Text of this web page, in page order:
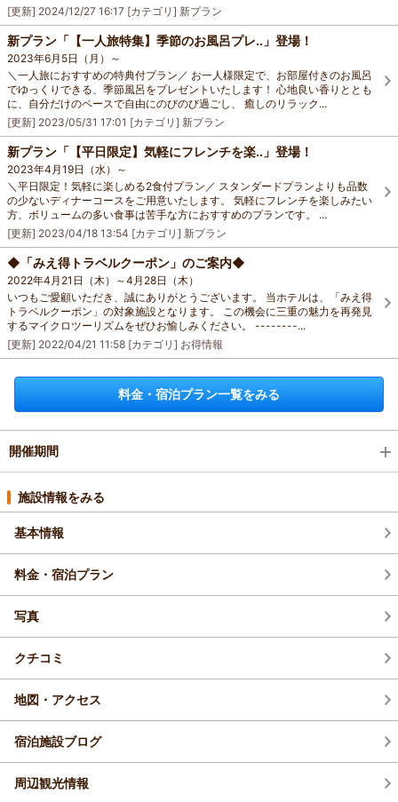
[更新] 2024/12/27 16:17 [カテゴリ] 新プラン
新プラン「【一人旅特集】季節のお風呂プレ..」登場！
2023年6月5日（月）～
＼一人旅におすすめの特典付プラン／ お一人様限定で、お部屋付きのお風呂
でゆっくりできる、季節風呂をプレゼントいたします！ 心地良い香りととも
に、自分だけのペースで自由にのびのび過ごし、 癒しのリラック...
[更新] 2023/05/31 17:01 [カテゴリ] 新プラン
新プラン「【平日限定】気軽にフレンチを楽..」登場！
2023年4月19日（水）～
＼平日限定！気軽に楽しめる2食付プラン／ スタンダードプランよりも品数
の少ないディナーコースをご用意いたします。 気軽にフレンチを楽しみたい
方、ボリュームの多い食事は苦手な方におすすめのプランです。 ...
[更新] 2023/04/18 13:54 [カテゴリ] 新プラン
◆「みえ得トラベルクーポン」のご案内◆
2022年4月21日（木）～4月28日（木）
いつもご愛顧いただき、誠にありがとうございます。 当ホテルは、「みえ得
トラベルクーポン」の対象施設となります。 この機会に三重の魅力を再発見
するマイクロツーリズムをぜひお愉しみください。 --------...
[更新] 2022/04/21 11:58 [カテゴリ] お得情報
料金・宿泊プラン一覧をみる
開催期間
2026年11月(1)
2026年10月(1)
2026年9月(1)
2026年8月(2)
2026年7月(1)
施設情報をみる
基本情報
料金・宿泊プラン
写真
クチコミ
地図・アクセス
宿泊施設ブログ
周辺観光情報